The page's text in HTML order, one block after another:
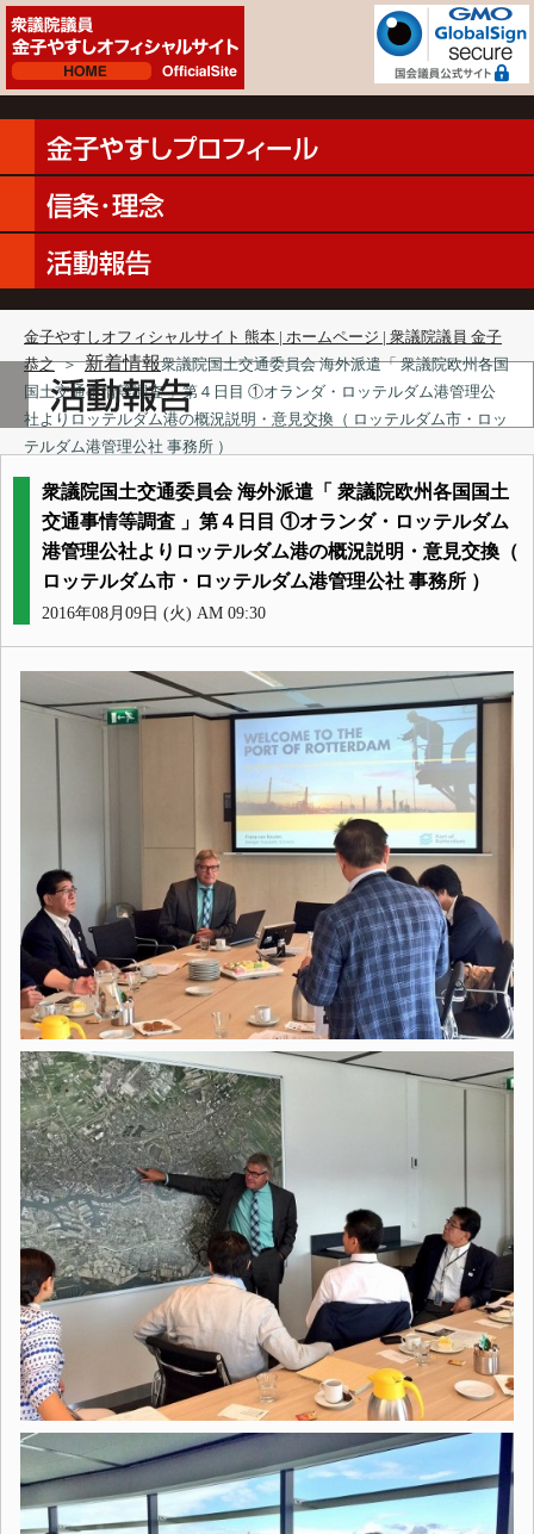
金子やすしオフィシャルサイト 熊本 | ホームページ | 衆議院議員 金子
恭之 ＞ 新着情報衆議院国土交通委員会 海外派遣「 衆議院欧州各国
国土交通事情等調査 」第４日目 ①オランダ・ロッテルダム港管理公
社よりロッテルダム港の概況説明・意見交換（ ロッテルダム市・ロッ
テルダム港管理公社 事務所 ）
衆議院国土交通委員会 海外派遣「 衆議院欧州各国国土
交通事情等調査 」第４日目 ①オランダ・ロッテルダム
港管理公社よりロッテルダム港の概況説明・意見交換（
ロッテルダム市・ロッテルダム港管理公社 事務所 ）
2016年08月09日 (火) AM 09:30